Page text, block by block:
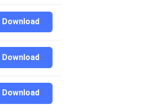
Download
Download
Download